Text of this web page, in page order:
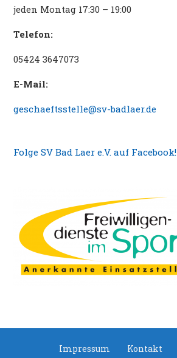
jeden Montag 17:30 – 19:00
Telefon:
05424 3647073
E-Mail:
geschaeftsstelle@sv-badlaer.de
Folge SV Bad Laer e.V. auf Facebook!
Impressum Kontakt